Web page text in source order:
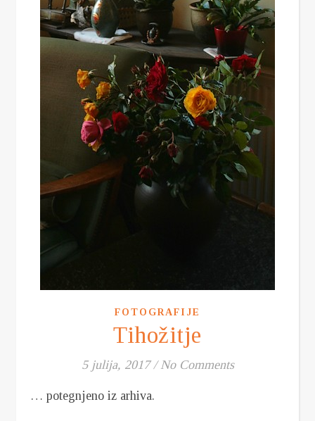
FOTOGRAFIJE
Tihožitje
5 julija, 2017 / No Comments
… potegnjeno iz arhiva.